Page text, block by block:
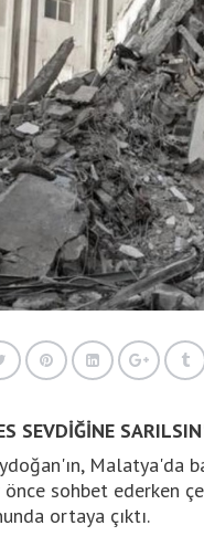
SEVDİĞİNE
Malatya'da
sohbet ederken
ortaya çıktı.